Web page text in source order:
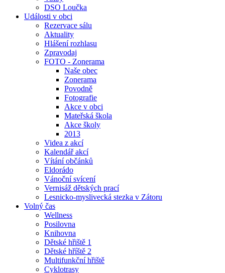
DSO Loučka
Události v obci
Rezervace sálu
Aktuality
Hlášení rozhlasu
Zpravodaj
FOTO - Zonerama
Naše obec
Zonerama
Povodně
Fotografie
Akce v obci
Mateřská škola
Akce školy
2013
Videa z akcí
Kalendář akcí
Vítání občánků
Eldorádo
Vánoční svícení
Vernisáž dětských prací
Lesnicko-myslivecká stezka v Zátoru
Volný čas
Wellness
Posilovna
Knihovna
Dětské hřiště 1
Dětské hříště 2
Multifunkční hřiště
Cyklotrasy